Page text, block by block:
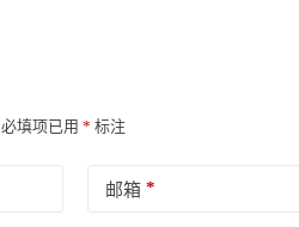
必填项已用 * 标注
邮箱*